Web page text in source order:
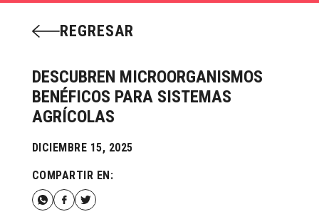
REGRESAR
DESCUBREN MICROORGANISMOS
BENÉFICOS PARA SISTEMAS
AGRÍCOLAS
DICIEMBRE 15, 2025
COMPARTIR EN: